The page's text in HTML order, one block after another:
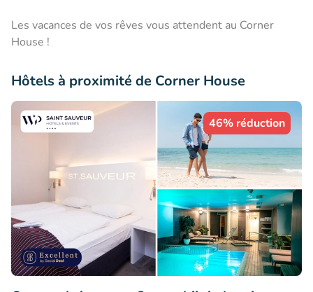
Les vacances de vos rêves vous attendent au Corner
House !
Hôtels à proximité de Corner House
46% réduction